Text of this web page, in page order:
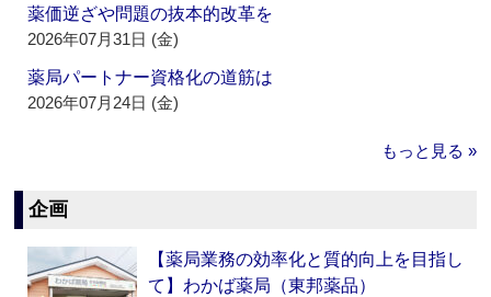
薬価逆ざや問題の抜本的改革を
2026年07月31日 (金)
薬局パートナー資格化の道筋は
2026年07月24日 (金)
もっと見る »
企画
【薬局業務の効率化と質的向上を目指し
て】わかば薬局（東邦薬品）